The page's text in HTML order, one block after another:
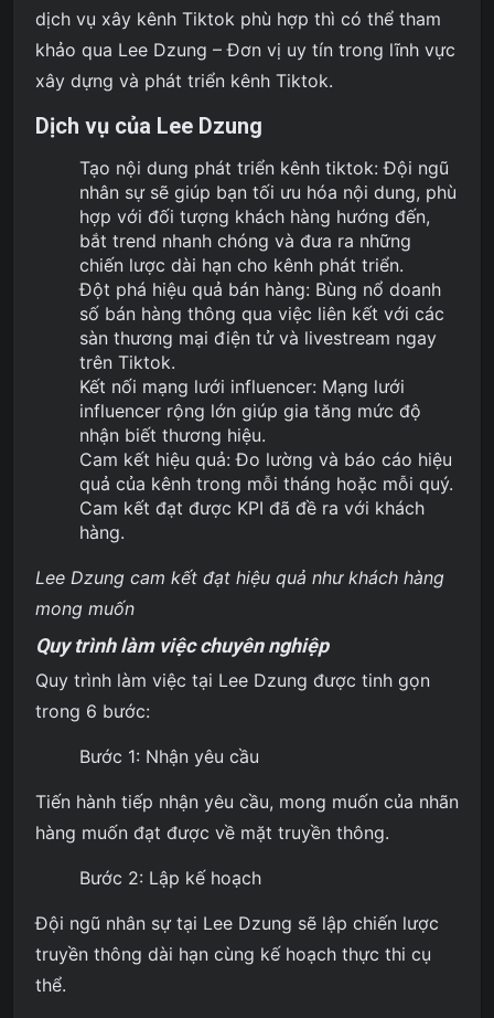
dịch vụ xây kênh Tiktok phù hợp thì có thể tham
khảo qua Lee Dzung – Đơn vị uy tín trong lĩnh vực
xây dựng và phát triển kênh Tiktok.
Dịch vụ của Lee Dzung
Tạo nội dung phát triển kênh tiktok: Đội ngũ
nhân sự sẽ giúp bạn tối ưu hóa nội dung, phù
hợp với đối tượng khách hàng hướng đến,
bắt trend nhanh chóng và đưa ra những
chiến lược dài hạn cho kênh phát triển.
Đột phá hiệu quả bán hàng: Bùng nổ doanh
số bán hàng thông qua việc liên kết với các
sàn thương mại điện tử và livestream ngay
trên Tiktok.
Kết nối mạng lưới influencer: Mạng lưới
influencer rộng lớn giúp gia tăng mức độ
nhận biết thương hiệu.
Cam kết hiệu quả: Đo lường và báo cáo hiệu
quả của kênh trong mỗi tháng hoặc mỗi quý.
Cam kết đạt được KPI đã đề ra với khách
hàng.
Lee Dzung cam kết đạt hiệu quả như khách hàng
mong muốn
Quy trình làm việc chuyên nghiệp
Quy trình làm việc tại Lee Dzung được tinh gọn
trong 6 bước:
Bước 1: Nhận yêu cầu
Tiến hành tiếp nhận yêu cầu, mong muốn của nhãn
hàng muốn đạt được về mặt truyền thông.
Bước 2: Lập kế hoạch
Đội ngũ nhân sự tại Lee Dzung sẽ lập chiến lược
truyền thông dài hạn cùng kế hoạch thực thi cụ
thể.